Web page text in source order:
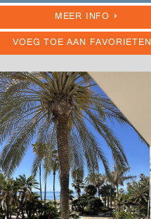
MEER INFO
VOEG TOE AAN FAVORIETEN